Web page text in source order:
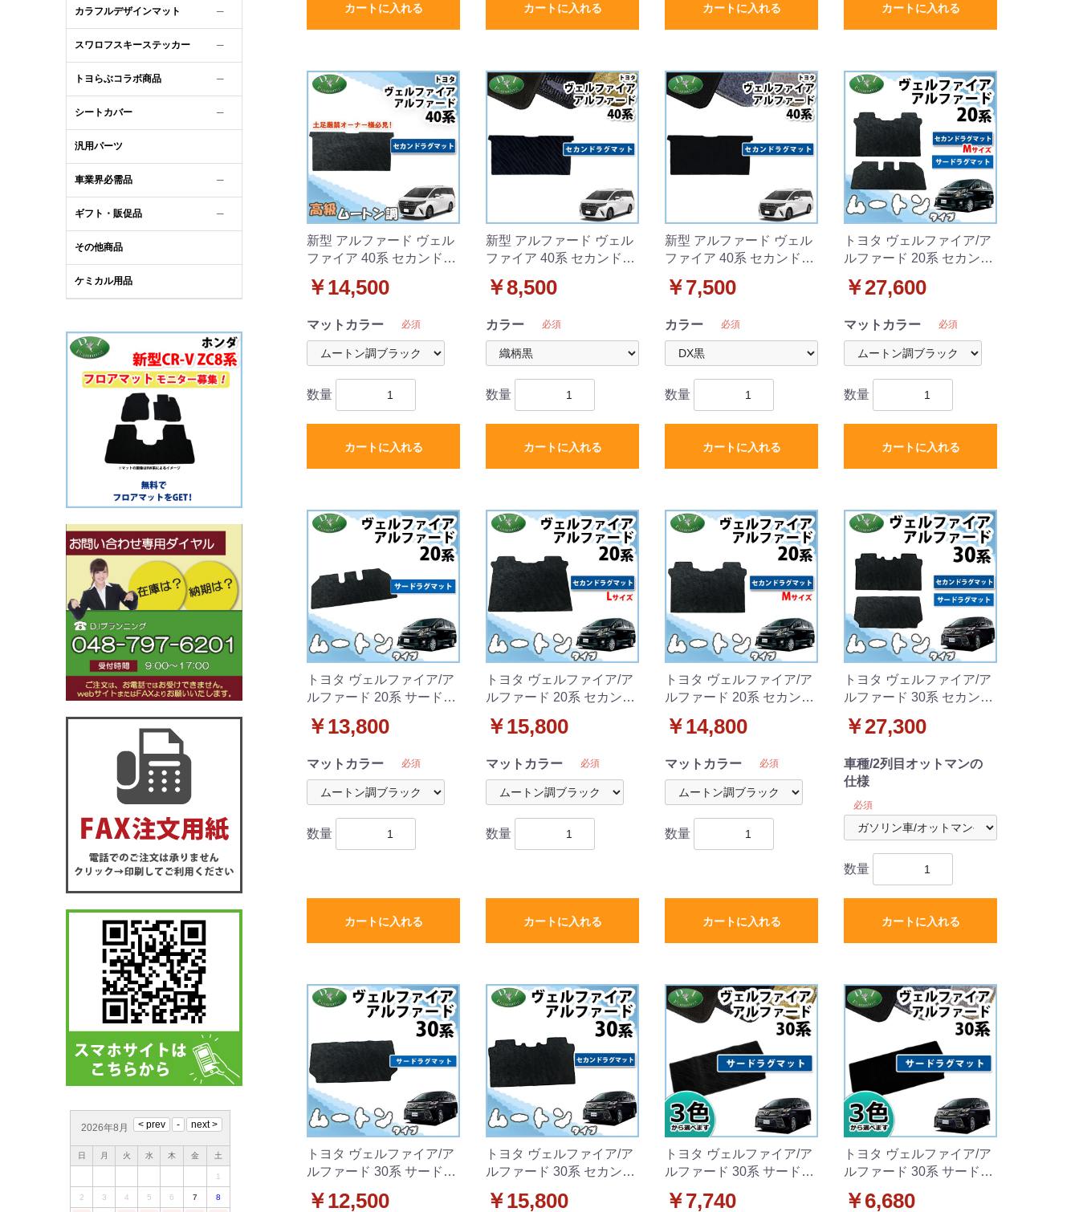
カラフルデザインマット ─
スワロフスキーステッカー ─
トヨらぶコラボ商品 ─
シートカバー ─
汎用パーツ
車業界必需品 ─
ギフト・販促品 ─
その他商品
ケミカル用品
2026年8月
日 月 火 水 木 金 土
1
2 3 4 5 6 7 8
カートに入れる カートに入れる カートに入れる カートに入れる
新型 アルファード ヴェル
ファイア 40系 セカンドラ
ブラックタイプ
￥14,500
マットカラー 必須
数量
カートに入れる
新型 アルファード ヴェル
ファイア 40系 セカンドラ
￥8,500
カラー 必須
数量
カートに入れる
新型 アルファード ヴェル
ファイア 40系 セカンドラ
￥7,500
カラー 必須
数量
カートに入れる
トヨタ ヴェルファイア/ア
ルファード 20系 セカンド
ードラグマット セット 高
イプ 社外新品
￥27,600
マットカラー 必須
数量
カートに入れる
トヨタ ヴェルファイア/ア
ルファード 20系 サードラ
ブラックタイプ 社外新品
￥13,800
マットカラー 必須
数量
カートに入れる
トヨタ ヴェルファイア/ア
ルファード 20系 セカンド
ムートン調 ブラックタイ
￥15,800
マットカラー 必須
数量
カートに入れる
トヨタ ヴェルファイア/ア
ルファード 20系 セカンド
ムートン調 ブラックタイ
￥14,800
マットカラー 必須
数量
カートに入れる
トヨタ ヴェルファイア/ア
ルファード 30系 セカンド
ット 高級ムートン調 ブラ
￥27,300
車種/2列目オットマンの
仕様
必須
数量
カートに入れる
トヨタ ヴェルファイア/ア
ルファード 30系 サードラ
ブラックタイプ 社外新品
￥12,500
トヨタ ヴェルファイア/ア
ルファード 30系 セカンド
調 ブラックタイプ 社外新
￥15,800
トヨタ ヴェルファイア/ア
ルファード 30系 サードラ
￥7,740
トヨタ ヴェルファイア/ア
ルファード 30系 サードラ
￥6,680